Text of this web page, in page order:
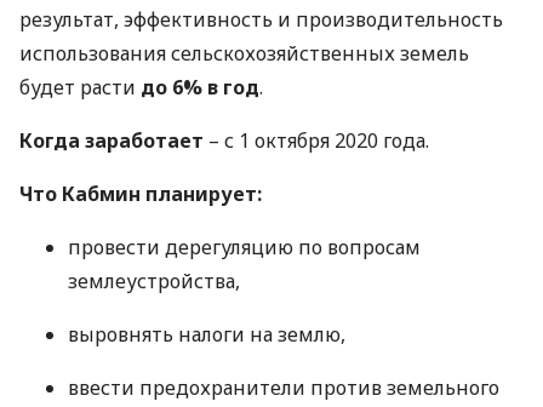
результат, эффективность и производительность
использования сельскохозяйственных земель
будет расти до 6% в год.
Когда заработает – с 1 октября 2020 года.
Что Кабмин планирует:
провести дерегуляцию по вопросам
землеустройства,
выровнять налоги на землю,
ввести предохранители против земельного